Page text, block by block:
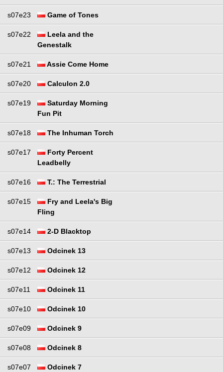
s07e23 Game of Tones
s07e22
Leela and the
Genestalk
s07e21 Assie Come Home
s07e20 Calculon 2.0
s07e19
Saturday Morning
Fun Pit
s07e18 The Inhuman Torch
s07e17
Forty Percent
Leadbelly
s07e16 T.: The Terrestrial
s07e15
Fry and Leela's Big
Fling
s07e14 2-D Blacktop
s07e13 Odcinek 13
s07e12 Odcinek 12
s07e11 Odcinek 11
s07e10 Odcinek 10
s07e09 Odcinek 9
s07e08 Odcinek 8
s07e07 Odcinek 7